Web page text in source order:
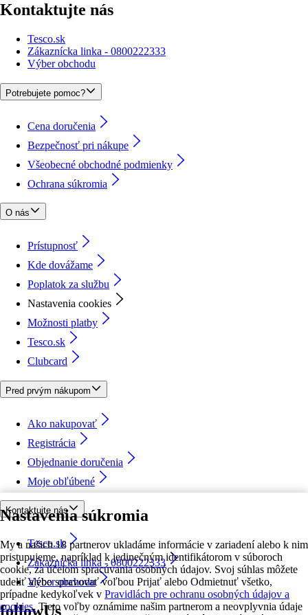
Nastavenia súkromia
My a našich 18 partnerov ukladáme informácie v zariadení alebo k nim
pristupujeme, napríklad k jedinečným identifikátorom v súboroch
cookie, za účelom spracúvania osobných údajov. Svoj súhlas môžete
udeliť alebo spravovať voľbou Prijať alebo Odmietnuť všetko,
prípadne kedykoľvek v Pravidlách pre ochranu osobných údajov a
cookies. Tieto voľby oznámime našim partnerom a neovplyvnia údaje
Kontaktujte nás
Tesco.sk
Zákaznícka linka - 0800222333
Výber obchodu
Potrebujete pomoc?
Cena doručenia
Bezpečnosť pri nákupe
Všeobecné obchodné podmienky
Ochrana súkromia
O nás
Prístupnosť
Kde dovážame
Poplatok za službu
Nastavenia cookies
Možnosti platby
Tesco.sk
Clubcard
Pred prvým nákupom
Ako nakupovať
Registrácia
Objednanie doručenia
Moje obľúbené
Kontaktujte nás
Tesco.sk
Zákaznícka linka - 0800222333
Výber obchodu
followUs